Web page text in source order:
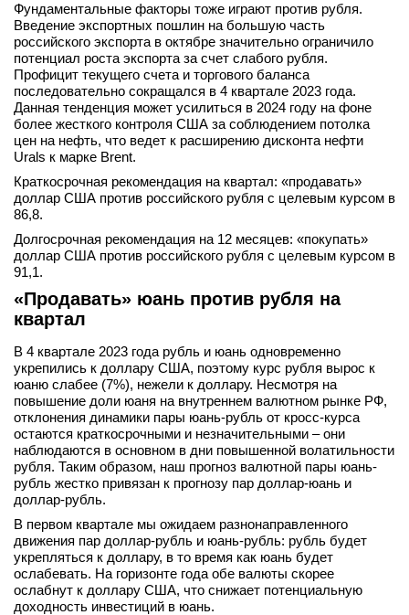
Фундаментальные факторы тоже играют против рубля.
Введение экспортных пошлин на большую часть
российского экспорта в октябре значительно ограничило
потенциал роста экспорта за счет слабого рубля.
Профицит текущего счета и торгового баланса
последовательно сокращался в 4 квартале 2023 года.
Данная тенденция может усилиться в 2024 году на фоне
более жесткого контроля США за соблюдением потолка
цен на нефть, что ведет к расширению дисконта нефти
Urals к марке Brent.
Краткосрочная рекомендация на квартал: «продавать»
доллар США против российского рубля с целевым курсом в
86,8.
Долгосрочная рекомендация на 12 месяцев: «покупать»
доллар США против российского рубля с целевым курсом в
91,1.
«Продавать» юань против рубля на
квартал
В 4 квартале 2023 года рубль и юань одновременно
укрепились к доллару США, поэтому курс рубля вырос к
юаню слабее (7%), нежели к доллару. Несмотря на
повышение доли юаня на внутреннем валютном рынке РФ,
отклонения динамики пары юань-рубль от кросс-курса
остаются краткосрочными и незначительными – они
наблюдаются в основном в дни повышенной волатильности
рубля. Таким образом, наш прогноз валютной пары юань-
рубль жестко привязан к прогнозу пар доллар-юань и
доллар-рубль.
В первом квартале мы ожидаем разнонаправленного
движения пар доллар-рубль и юань-рубль: рубль будет
укрепляться к доллару, в то время как юань будет
ослабевать. На горизонте года обе валюты скорее
ослабнут к доллару США, что снижает потенциальную
доходность инвестиций в юань.